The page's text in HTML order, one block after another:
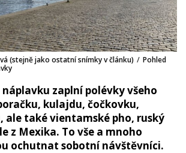
(stejně jako ostatní snímky v článku) / Pohled
zaplní polévky všeho
kulajdu, čočkovku,
ale také vientamské pho, ruský
z Mexika. To vše a mnoho
ochutnat sobotní návštěvníci.